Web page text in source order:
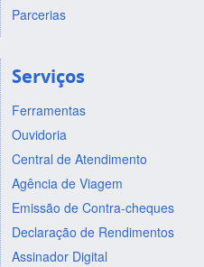
Parcerias
Serviços
Ferramentas
Ouvidoria
Central de Atendimento
Agência de Viagem
Emissão de Contra-cheques
Declaração de Rendimentos
Assinador Digital